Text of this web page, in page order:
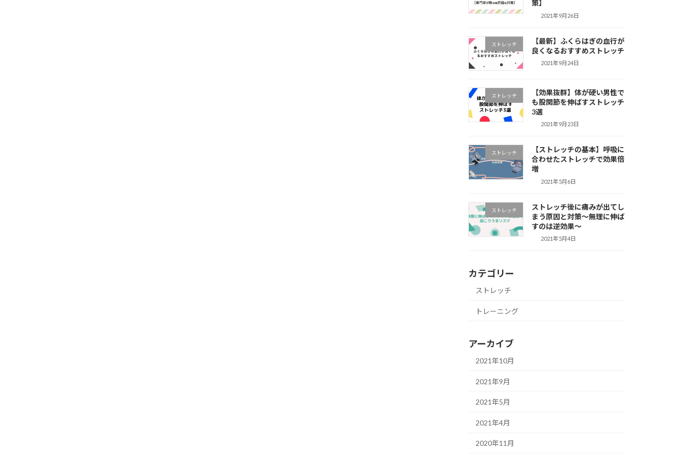
策】
2021年9月26日
ストレッチ
【最新】ふくらはぎの血行が
良くなるおすすめストレッチ
2021年9月24日
ストレッチ
【効果抜群】体が硬い男性で
も股関節を伸ばすストレッチ
3選
2021年9月23日
ストレッチ
【ストレッチの基本】呼吸に
合わせたストレッチで効果倍
増
2021年5月6日
ストレッチ
ストレッチ後に痛みが出てし
まう原因と対策〜無理に伸ば
すのは逆効果〜
2021年5月4日
カテゴリー
ストレッチ
トレーニング
アーカイブ
2021年10月
2021年9月
2021年5月
2021年4月
2020年11月